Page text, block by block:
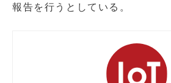
報告を行うとしている。